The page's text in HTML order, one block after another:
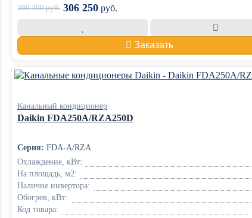
360 300руб. 306 250 руб.
Заказать
Канальный кондиционер
Daikin FDA250A/RZA250D
Серия: FDA-A/RZA
Охлаждение, кВт:
На площадь, м2:
Наличие инвертора:
Обогрев, кВт:
Код товара: